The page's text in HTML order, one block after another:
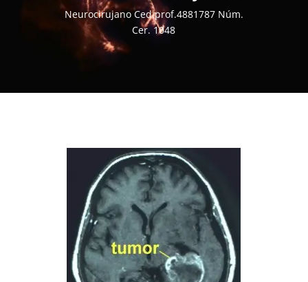
Neurocirujano Ced.prof.4881787 Núm.
Cer. 1048